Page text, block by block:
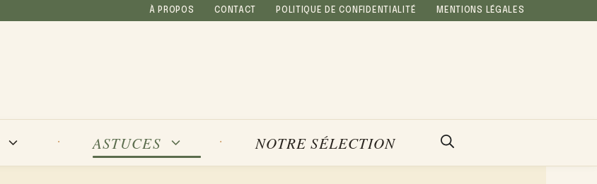
À PROPOS CONTACT POLITIQUE DE CONFIDENTIALITÉ MENTIONS LÉGALES
ASTUCES NOTRE SÉLECTION